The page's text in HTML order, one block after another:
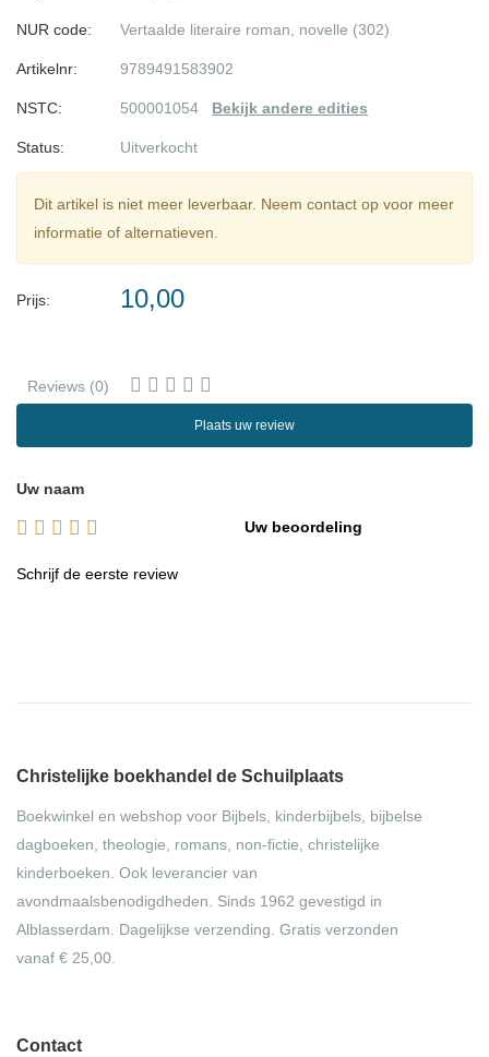
NUR code: Vertaalde literaire roman, novelle (302)
Artikelnr: 9789491583902
NSTC: 500001054 Bekijk andere edities
Status: Uitverkocht
Dit artikel is niet meer leverbaar. Neem contact op voor meer
informatie of alternatieven.
Prijs: 10,00
Reviews (0)
Plaats uw review
Uw naam
Uw beoordeling
Schrijf de eerste review
Christelijke boekhandel de Schuilplaats
Boekwinkel en webshop voor Bijbels, kinderbijbels, bijbelse
dagboeken, theologie, romans, non-fictie, christelijke
kinderboeken. Ook leverancier van
avondmaalsbenodigdheden. Sinds 1962 gevestigd in
Alblasserdam. Dagelijkse verzending. Gratis verzonden
vanaf € 25,00.
Contact